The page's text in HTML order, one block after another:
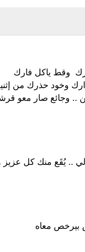
وقط ياكل فارك
وخود حذرك من
وجائع صار معو
.. يُقَع منك كل عزيز
بيرخص معاه